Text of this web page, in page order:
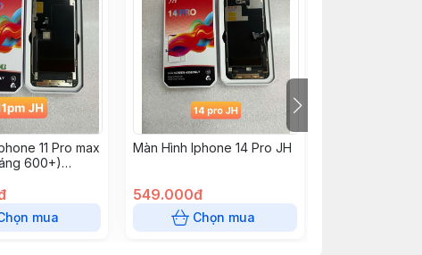
11 Pro max
600+)
mua
Màn Hình Iphone 14 Pro JH
549.000đ
Chọn mua